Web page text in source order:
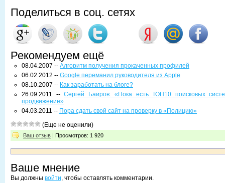
Поделиться в соц. сетях
Рекомендуем ещё
08.04.2007 -- Алгоритм получения прокаченных профилей
06.02.2012 -- Google переманил руководителя из Apple
08.10.2007 -- Как заработать на блоге?
26.09.2011 --Сергей Баиров: «Пока есть ТОП10 поисковых
продвижение»
04.03.2011 -- Пора сдать свой сайт на проверку в «Полицию»
(Еще не оценили)
Ваш отзыв | Просмотров: 1 920
Ваше мнение
Вы должны войти, чтобы оставлять комментарии.